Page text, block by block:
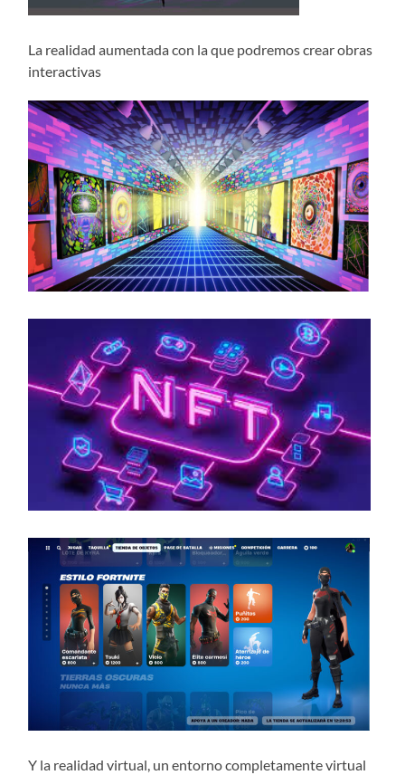
La realidad aumentada con la que podremos crear obras
interactivas
Y la realidad virtual, un entorno completamente virtual